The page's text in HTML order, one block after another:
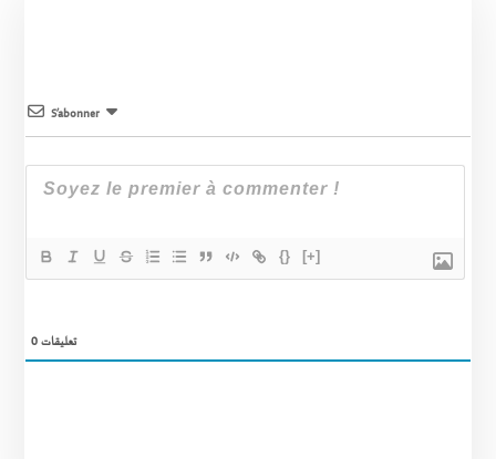
S’abonner
{} [+]
0تعليقات